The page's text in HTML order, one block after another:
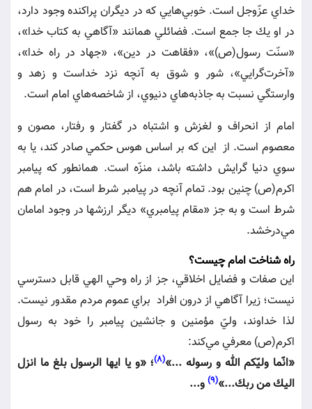
خداي عزّوجل است. خوبي‌هايي كه در ديگران پراكنده وجود دارد،
در او يك جا جمع است. فضائلي همانند «آگاهي به كتاب خدا»،
«سنّت رسول(ص)»، «فقاهت در دين»، «جهاد در راه خدا»،
«آخرت‌گرايي»، شور و شوق به آنچه نزد خداست و زهد و
وارستگي نسبت به جاذبه‌هاي دنيوي، از شاخصه‌هاي امام است.
امام از انحراف و لغزش و اشتباه در گفتار و رفتار، مصون و
معصوم است. از اين كه بر اساس هوس حكمي صادر كند، يا به
سوي دنيا گرايش داشته باشد، منزّه است. همانطور كه پيامبر
اكرم(ص) چنين بود. تمام آنچه در پيامبر شرط است، در امام هم
شرط است و به جز «مقام پيامبري» ديگر ارزشها در وجود امامان
مي‌درخشد.
راه شناخت امام چيست؟
اين صفات و فضايل اخلاقي، جز از راه وحي الهي قابل دسترسي
نيست؛ زيرا آگاهي از درون افراد براي عموم مردم مقدور نيست.
لذا خداوند، وليّ مؤمنين و جانشين پيامبر را خود به رسول
اكرم(ص) معرفي مي‌كند:
«انّما وليّكم الله و رسوله ...»(8)
؛ «و يا ايها الرسول بلغ ما انزل
اليك من ربك...»(9)
و...